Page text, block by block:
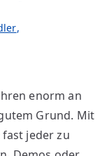
,
enorm an
Grund. Mit
jeder zu